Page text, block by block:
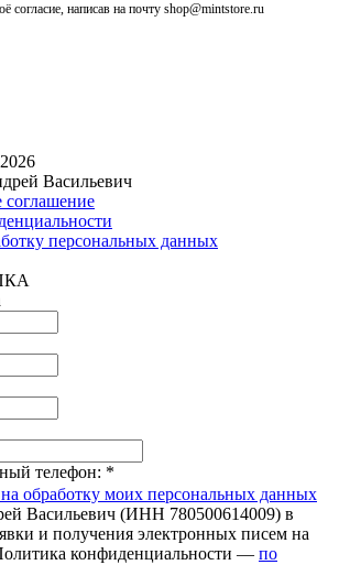
согласие, написав на почту shop@mintstore.ru
Васильевич
соглашение
персональных данных
телефон: *
на обработку моих персональных данных
Васильевич (ИНН 780500614009) в
и получения электронных писем на
конфиденциальности — по